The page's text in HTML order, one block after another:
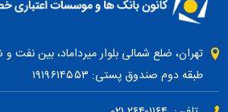
طبقه دوم صندوق پستی: ۱۹۱۹۶۱۴۵۵۳